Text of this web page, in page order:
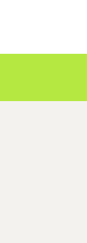
nach oben/